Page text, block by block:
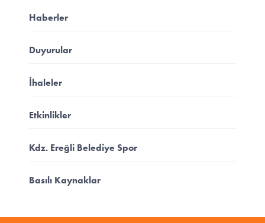
Haberler
Duyurular
İhaleler
Etkinlikler
Kdz. Ereğli Belediye Spor
Basılı Kaynaklar